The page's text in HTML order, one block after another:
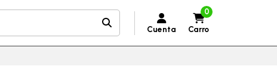
Cuenta
0
Carro